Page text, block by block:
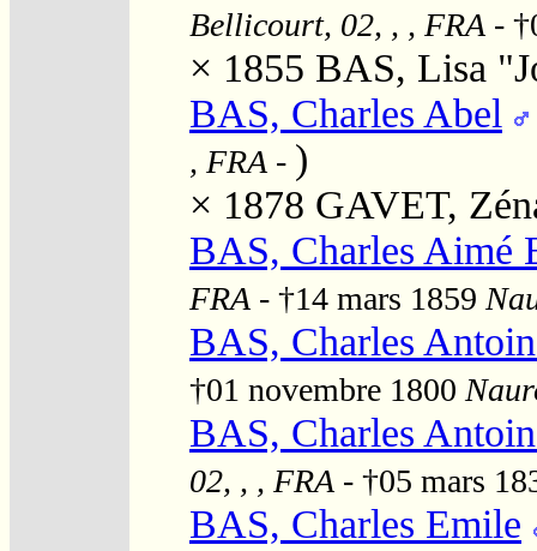
Bellicourt, 02, , , FRA -
× 1855 BAS, Lisa
BAS, Charles Abel
, FRA - )
× 1878 GAVET,
BAS, Charles Aimé
FRA - †14 mars 1859
BAS, Charles
†01 novembre 1800
BAS, Charles
02, , , FRA - †05 mars
BAS, Charles Emile